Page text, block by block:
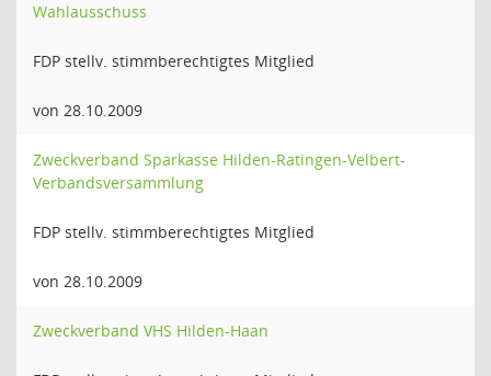
Wahlausschuss
FDP stellv. stimmberechtigtes Mitglied
von 28.10.2009
Zweckverband Sparkasse Hilden-Ratingen-Velbert-
Verbandsversammlung
FDP stellv. stimmberechtigtes Mitglied
von 28.10.2009
Zweckverband VHS Hilden-Haan